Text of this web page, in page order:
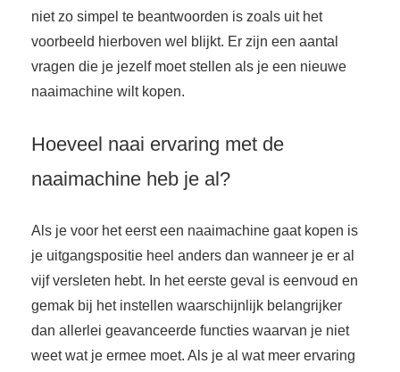
niet zo simpel te beantwoorden is zoals uit het
voorbeeld hierboven wel blijkt. Er zijn een aantal
vragen die je jezelf moet stellen als je een nieuwe
naaimachine wilt kopen.
Hoeveel naai ervaring met de
naaimachine heb je al?
Als je voor het eerst een naaimachine gaat kopen is
je uitgangspositie heel anders dan wanneer je er al
vijf versleten hebt. In het eerste geval is eenvoud en
gemak bij het instellen waarschijnlijk belangrijker
dan allerlei geavanceerde functies waarvan je niet
weet wat je ermee moet. Als je al wat meer ervaring